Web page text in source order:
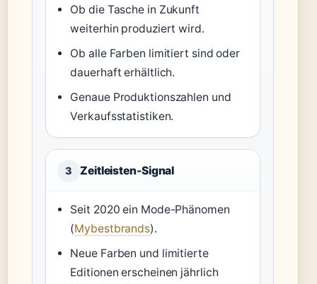
Ob die Tasche in Zukunft
weiterhin produziert wird.
Ob alle Farben limitiert sind oder
dauerhaft erhältlich.
Genaue Produktionszahlen und
Verkaufsstatistiken.
3 Zeitleisten-Signal
Seit 2020 ein Mode-Phänomen
(Mybestbrands).
Neue Farben und limitierte
Editionen erscheinen jährlich